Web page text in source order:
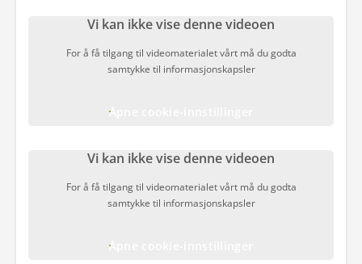
Vi kan ikke vise denne videoen
For å få tilgang til videomaterialet vårt må du godta
samtykke til informasjonskapsler
Åpne cookie-innstillinger
Vi kan ikke vise denne videoen
For å få tilgang til videomaterialet vårt må du godta
samtykke til informasjonskapsler
Åpne cookie-innstillinger